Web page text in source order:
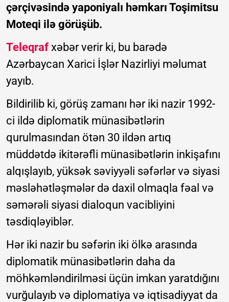
çərçivəsində yaponiyalı həmkarı Toşimitsu
Moteqi ilə görüşüb.
Teleqraf xəbər verir ki, bu barədə
Azərbaycan Xarici İşlər Nazirliyi məlumat
yayıb.
Bildirilib ki, görüş zamanı hər iki nazir 1992-
ci ildə diplomatik münasibətlərin
qurulmasından ötən 30 ildən artıq
müddətdə ikitərəfli münasibətlərin inkişafını
alqışlayıb, yüksək səviyyəli səfərlər və siyasi
məsləhətləşmələr də daxil olmaqla fəal və
səmərəli siyasi dialoqun vacibliyini
təsdiqləyiblər.
Hər iki nazir bu səfərin iki ölkə arasında
diplomatik münasibətlərin daha da
möhkəmləndirilməsi üçün imkan yaratdığını
vurğulayıb və diplomatiya və iqtisadiyyat da